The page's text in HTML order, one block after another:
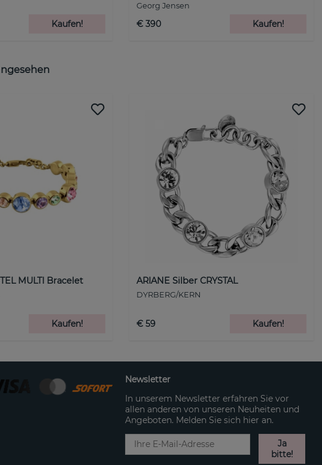
Kaufen!
Georg Jensen
€ 390 Kaufen!
MULTI Bracelet
Kaufen!
ARIANE Silber CRYSTAL
DYRBERG/KERN
€ 59 Kaufen!
Newsletter
In unserem Newsletter erfahren Sie vor
allen anderen von unseren Neuheiten und
Angeboten. Melden Sie sich hier an.
Ja
bitte!